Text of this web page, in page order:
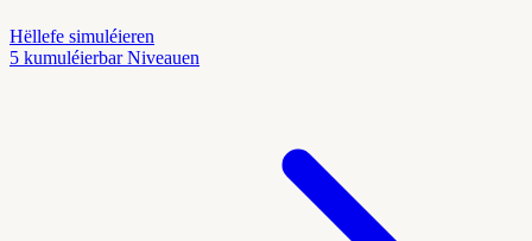
Hëllefe simuléieren
5 kumuléierbar Niveauen